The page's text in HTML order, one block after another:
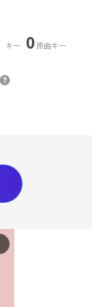
キー 0原曲キー